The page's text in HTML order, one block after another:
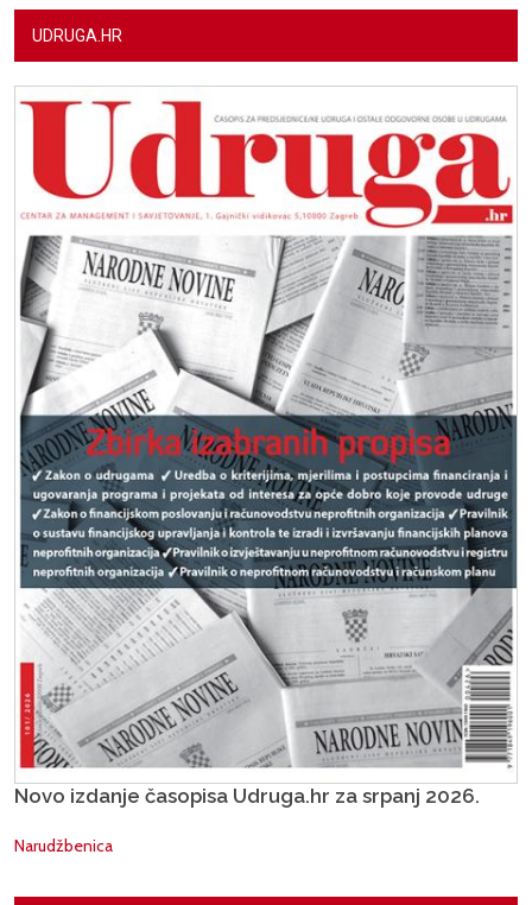
UDRUGA.HR
Novo izdanje časopisa Udruga.hr za srpanj 2026.
Narudžbenica